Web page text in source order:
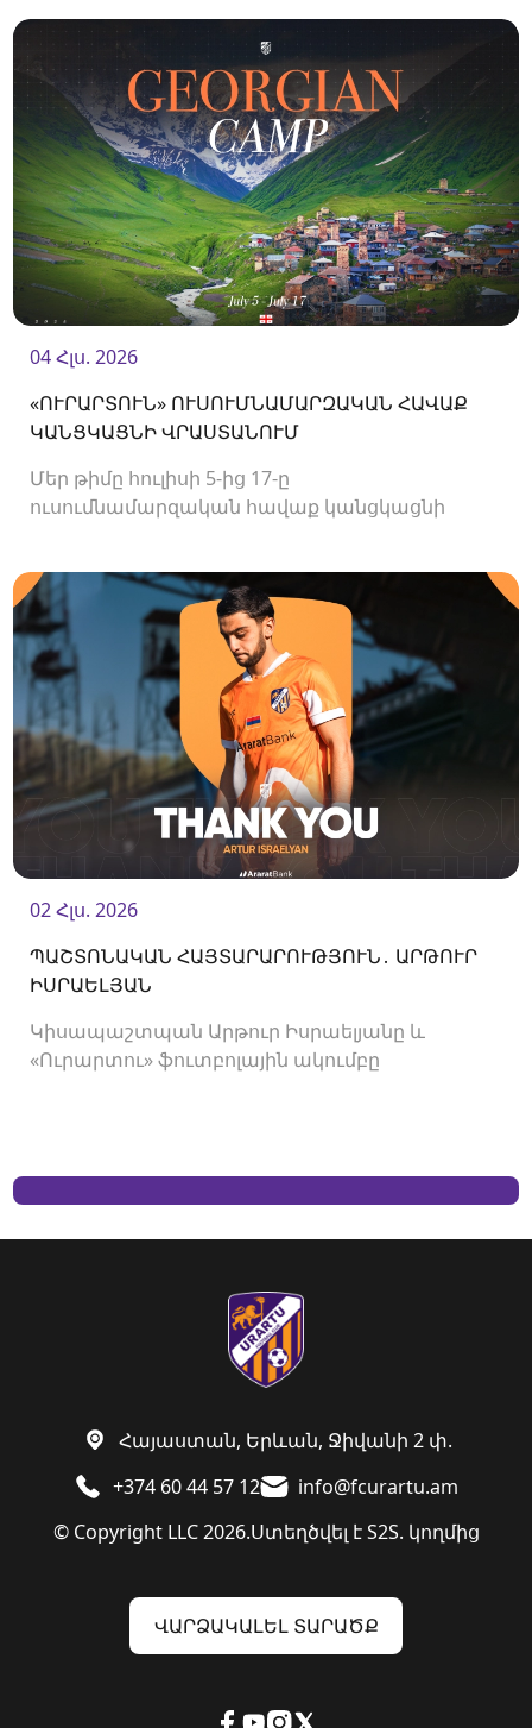
04 Հլս. 2026
«ՈՒՐԱՐՏՈՒՆ» ՈՒՍՈՒՄՆԱՄԱՐԶԱԿԱՆ ՀԱՎԱՔ
ԿԱՆՑԿԱՑՆԻ ՎՐԱՍՏԱՆՈՒՄ
Մեր թիմը հուլիսի 5-ից 17-ը
ուսումնամարզական հավաք կանցկացնի
02 Հլս. 2026
ՊԱՇՏՈՆԱԿԱՆ ՀԱՅՏԱՐԱՐՈՒԹՅՈՒՆ․ ԱՐԹՈՒՐ
ԻՍՐԱԵԼՅԱՆ
Կիսապաշտպան Արթուր Իսրաելյանը և
«Ուրարտու» ֆուտբոլային ակումբը
© Copyright LLC 2026.Ստեղծվել էS2S. կողմից
+374 60 44 57 12 info@fcurartu.am
Հայաստան, Երևան, Ջիվանի 2 փ.
ՎԱՐՁԱԿԱԼԵԼ ՏԱՐԱԾՔ